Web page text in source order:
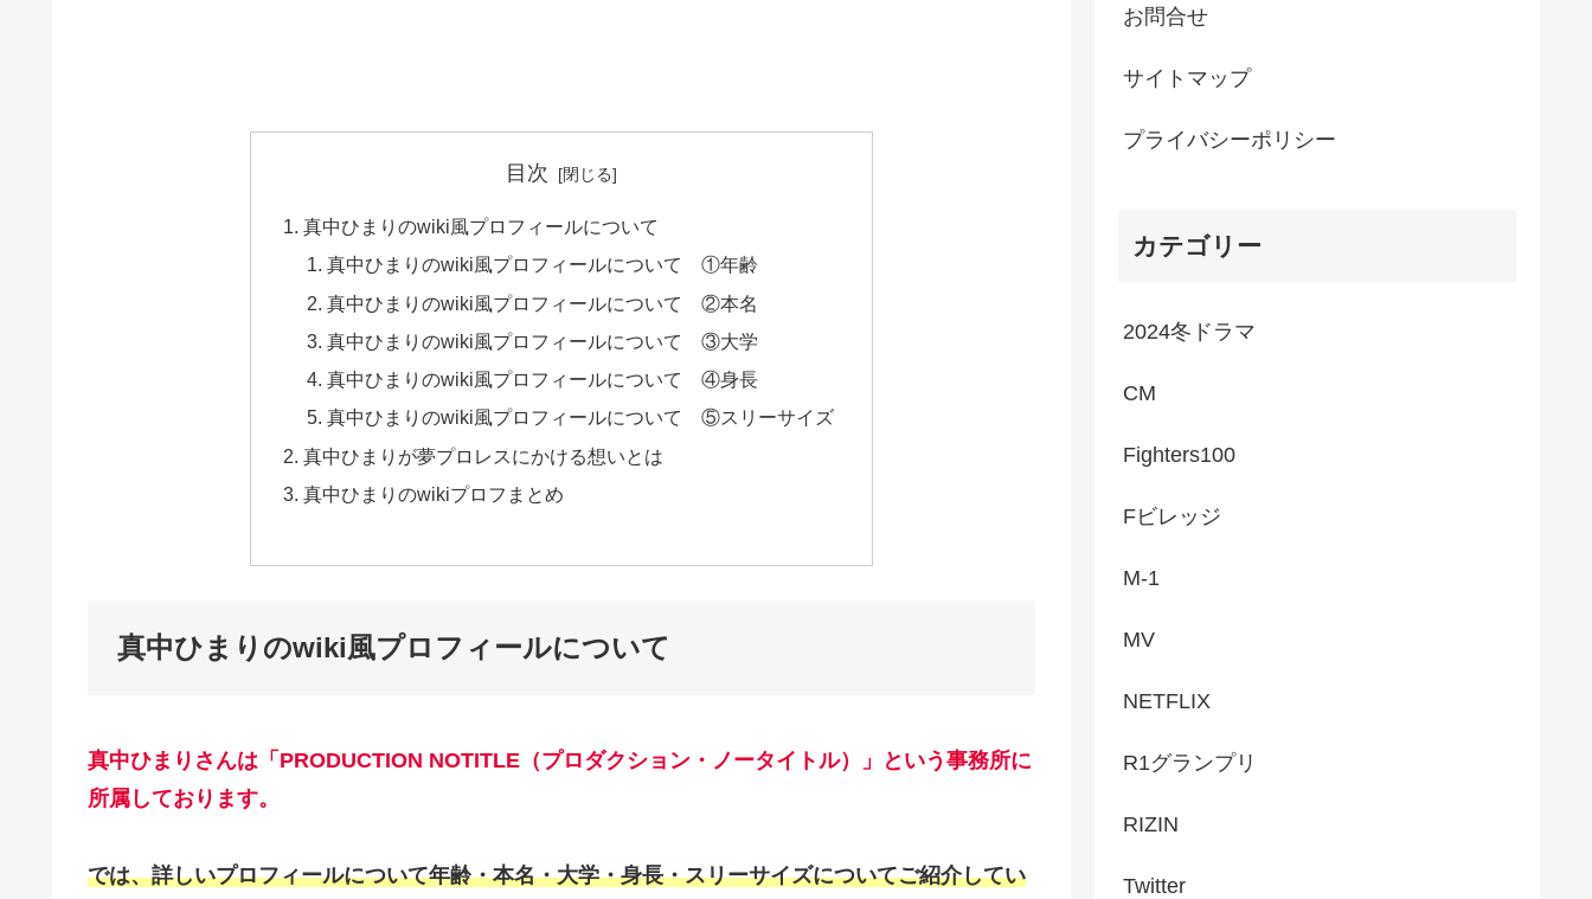
目次
真中ひまりのwiki風プロフィールについて
真中ひまりのwiki風プロフィールについて ①年齢
真中ひまりのwiki風プロフィールについて ②本名
真中ひまりのwiki風プロフィールについて ③大学
真中ひまりのwiki風プロフィールについて ④身長
真中ひまりのwiki風プロフィールについて ⑤スリーサイズ
真中ひまりが夢プロレスにかける想いとは
真中ひまりのwikiプロフまとめ
真中ひまりのwiki風プロフィールについて
真中ひまりさんは「PRODUCTION NOTITLE（プロダクション・ノータイトル）」という事務所に
所属しております。
では、詳しいプロフィールについて年齢・本名・大学・身長・スリーサイズについてご紹介してい
お問合せ
サイトマップ
プライバシーポリシー
カテゴリー
2024冬ドラマ
CM
Fighters100
Fビレッジ
M-1
MV
NETFLIX
R1グランプリ
RIZIN
Twitter